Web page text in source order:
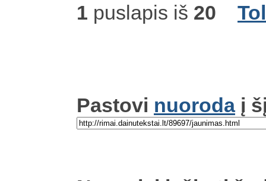
1 puslapis iš 20
Pastovi nuorodaį